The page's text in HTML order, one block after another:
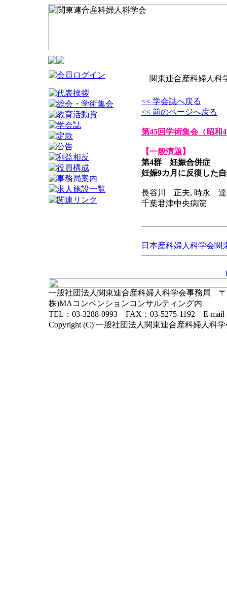
関東連合産科婦人科
<< 学会誌へ戻る
<< 前のページへ戻る
第45回学術集会（昭和
【一般演題】
第4群 妊娠合併症
妊娠9カ月に反復した
長谷川 正夫, 時永
千葉君津中央病院
日本産科婦人科学会関
一般社団法人関東連合産科婦人科学会事務局 〒
株)MAコンベンションコンサルティング内
TEL：03-3288-0993 FAX：03-5275-1192 E-mail
Copyright (C) 一般社団法人関東連合産科婦人科